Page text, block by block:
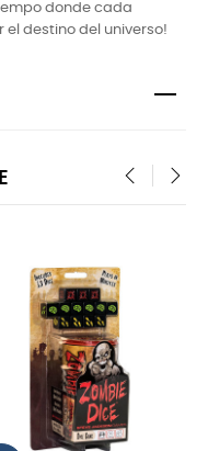
donde cada
destino del universo!